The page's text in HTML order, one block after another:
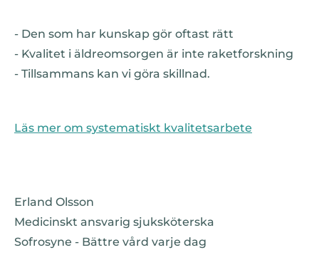
- Den som har kunskap gör oftast rätt
- Kvalitet i äldreomsorgen är inte raketforskning
- Tillsammans kan vi göra skillnad.
Läs mer om systematiskt kvalitetsarbete
Erland Olsson
Medicinskt ansvarig sjuksköterska
Sofrosyne - Bättre vård varje dag